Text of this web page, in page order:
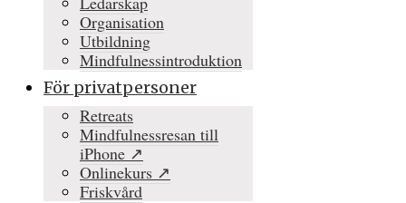
Organisation
Utbildning
Mindfulnessintroduktion
För privatpersoner
Retreats
Mindfulnessresan till
iPhone ↗
Onlinekurs ↗
Friskvård